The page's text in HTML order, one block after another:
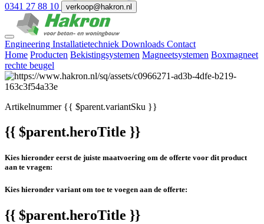
0341 27 88 10
verkoop@hakron.nl
Engineering Installatietechniek Downloads Contact
Home Producten Bekistingsystemen Magneetsystemen Boxmagneet
rechte beugel
Artikelnummer{{ $parent.variantSku }}
{{ $parent.heroTitle }}
Kies hieronder eerst de juiste maatvoering om de offerte voor dit product
aan te vragen:
Kies hieronder variant om toe te voegen aan de offerte:
{{ $parent.heroTitle }}